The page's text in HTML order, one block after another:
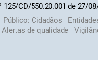
125/CD/550.20.001 de 27/
Público: Cidadãos
Alertas de qualidade